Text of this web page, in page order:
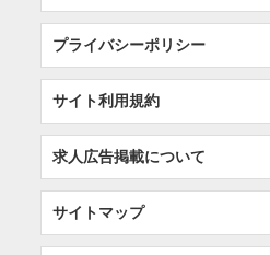
プライバシーポリシー
サイト利用規約
求人広告掲載について
サイトマップ